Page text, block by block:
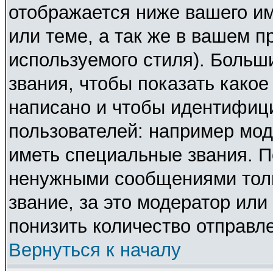
отображается ниже вашего
или теме, а так же в вашем
используемого стиля).
звания, чтобы показать
написано и чтобы
пользователей: например
иметь специальные звания.
ненужными сообщениями
звание, за это модератор
понизить количество
Вернуться к началу